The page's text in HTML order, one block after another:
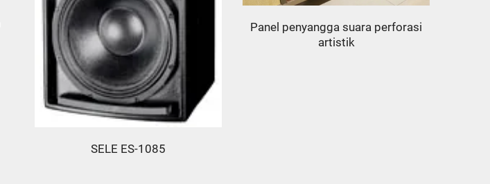
SELE ES-1085
Panel penyangga suara perforasi
artistik